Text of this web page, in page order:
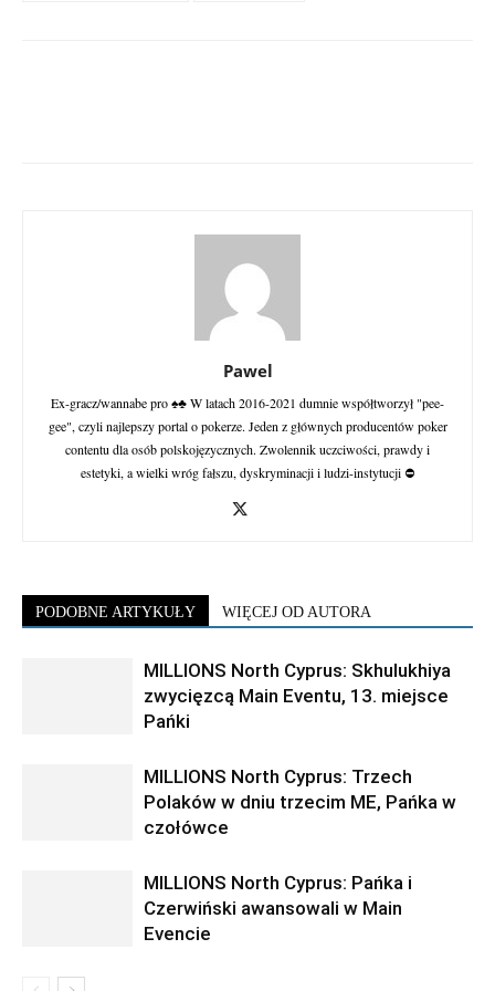
Pawel
Ex-gracz/wannabe pro ♠♣ W latach 2016-2021 dumnie współtworzył "pee-
gee", czyli najlepszy portal o pokerze. Jeden z głównych producentów poker
contentu dla osób polskojęzycznych. Zwolennik uczciwości, prawdy i
estetyki, a wielki wróg fałszu, dyskryminacji i ludzi-instytucji ⛔
PODOBNE ARTYKUŁY WIĘCEJ OD AUTORA
MILLIONS North Cyprus: Skhulukhiya
zwycięzcą Main Eventu, 13. miejsce
Pańki
MILLIONS North Cyprus: Trzech
Polaków w dniu trzecim ME, Pańka w
czołówce
MILLIONS North Cyprus: Pańka i
Czerwiński awansowali w Main
Evencie